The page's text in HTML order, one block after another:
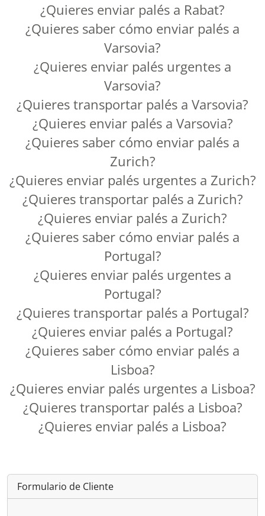
¿Quieres enviar palés a Rabat?
¿Quieres saber cómo enviar palés a
Varsovia?
¿Quieres enviar palés urgentes a
Varsovia?
¿Quieres transportar palés a Varsovia?
¿Quieres enviar palés a Varsovia?
¿Quieres saber cómo enviar palés a
Zurich?
¿Quieres enviar palés urgentes a Zurich?
¿Quieres transportar palés a Zurich?
¿Quieres enviar palés a Zurich?
¿Quieres saber cómo enviar palés a
Portugal?
¿Quieres enviar palés urgentes a
Portugal?
¿Quieres transportar palés a Portugal?
¿Quieres enviar palés a Portugal?
¿Quieres saber cómo enviar palés a
Lisboa?
¿Quieres enviar palés urgentes a Lisboa?
¿Quieres transportar palés a Lisboa?
¿Quieres enviar palés a Lisboa?
Formulario de Cliente